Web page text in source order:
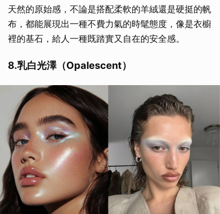
天然的原始感，不論是搭配柔軟的羊絨還是硬挺的帆
布，都能展現出一種不費力氣的時髦態度，像是衣櫥
裡的基石，給人一種既踏實又自在的安全感。
8.乳白光澤（Opalescent）